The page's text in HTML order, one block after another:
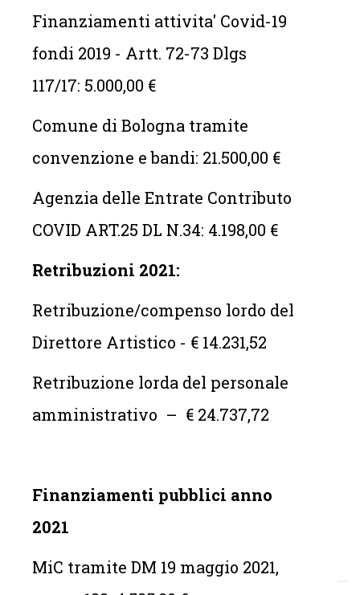
Finanziamenti attivita' Covid-19
fondi 2019 - Artt. 72-73 Dlgs
117/17: 5.000,00 €
Comune di Bologna tramite
convenzione e bandi: 21.500,00 €
Agenzia delle Entrate Contributo
COVID ART.25 DL N.34: 4.198,00 €
Retribuzioni 2021:
Retribuzione/compenso lordo del
Direttore Artistico - € 14.231,52
Retribuzione lorda del personale
amministrativo – € 24.737,72
Finanziamenti pubblici anno
2021
MiC tramite DM 19 maggio 2021,